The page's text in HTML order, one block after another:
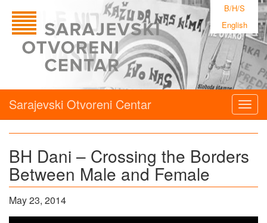
B/H/S
English
Sarajevski Otvoreni Centar
BH Dani – Crossing the Borders
Between Male and Female
May 23, 2014